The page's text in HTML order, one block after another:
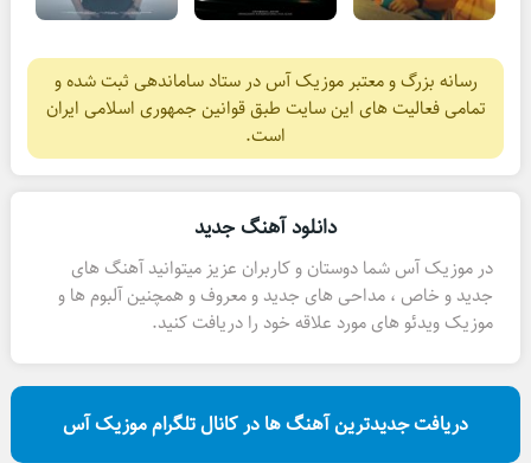
رسانه بزرگ و معتبر موزیک آس در ستاد ساماندهی ثبت شده و
تمامی فعالیت های این سایت طبق قوانین جمهوری اسلامی ایران
است.
دانلود آهنگ جدید
در موزیک آس شما دوستان و کاربران عزیز میتوانید آهنگ های
جدید و خاص ، مداحی های جدید و معروف و همچنین آلبوم ها و
موزیک ویدئو های مورد علاقه خود را دریافت کنید.
دریافت جدیدترین آهنگ ها در کانال تلگرام موزیک آس